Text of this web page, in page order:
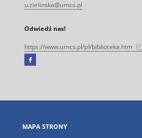
u.zielinska@umcs.pl
Odwiedź nas!
https://www.umcs.pl/pl/biblioteka.htm
Facebook
się
karcie
MAPA STRONY